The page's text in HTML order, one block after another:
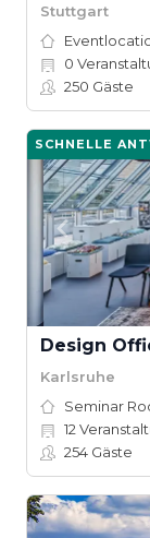
Stuttgart
0
250 Gäste
SCHNELLE
Design
Karlsruhe
Seminar
12
254 Gäste